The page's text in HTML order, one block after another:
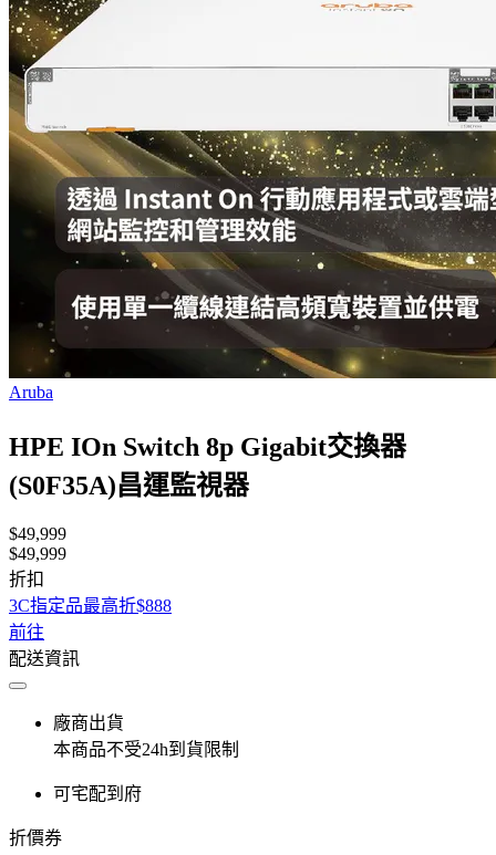
Aruba
HPE IOn Switch 8p Gigabit交換器
(S0F35A)昌運監視器
$49,999
$49,999
折扣
3C指定品最高折$888
前往
配送資訊
廠商出貨
本商品不受24h到貨限制
可宅配到府
折價券